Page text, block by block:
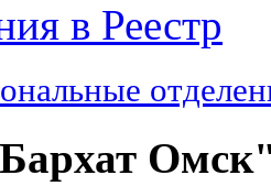
в Реестр